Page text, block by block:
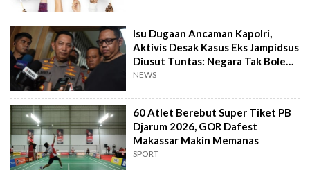
Isu Dugaan Ancaman Kapolri,
Aktivis Desak Kasus Eks Jampidsus
Diusut Tuntas: Negara Tak Boleh
Kalah
NEWS
60 Atlet Berebut Super Tiket PB
Djarum 2026, GOR Dafest
Makassar Makin Memanas
SPORT